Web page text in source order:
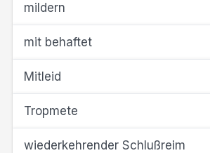
mildern
mit behaftet
Mitleid
Tropmete
wiederkehrender Schlußreim